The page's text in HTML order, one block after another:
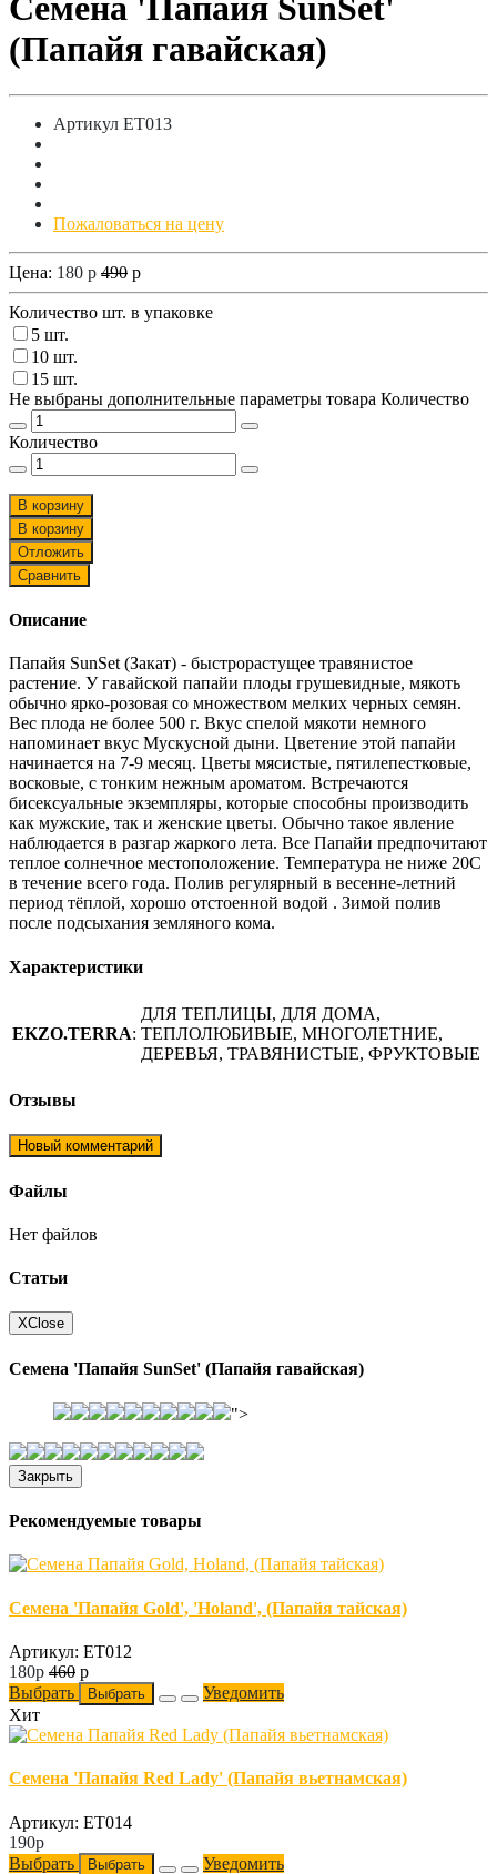
Семена 'Папайя SunSet'
(Папайя гавайская)
Артикул ET013
Пожаловаться на цену
Цена: 180 p 490 p
Количество шт. в упаковке
5 шт.
10 шт.
15 шт.
Не выбраны дополнительные параметры товара Количество
Количество
В корзину
В корзину
Отложить
Сравнить
Описание
Папайя SunSet (Закат) - быстрорастущее травянистое
растение. У гавайской папайи плоды грушевидные, мякоть
обычно ярко-розовая со множеством мелких черных семян.
Вес плода не более 500 г. Вкус спелой мякоти немного
напоминает вкус Мускусной дыни. Цветение этой папайи
начинается на 7-9 месяц. Цветы мясистые, пятилепестковые,
восковые, с тонким нежным ароматом. Встречаются
бисексуальные экземпляры, которые способны производить
как мужские, так и женские цветы. Обычно такое явление
наблюдается в разгар жаркого лета. Все Папайи предпочитают
теплое солнечное местоположение. Температура не ниже 20С
в течение всего года. Полив регулярный в весенне-летний
период тёплой, хорошо отстоенной водой . Зимой полив
после подсыхания земляного кома.
Характеристики
EKZO.TERRA:
ДЛЯ ТЕПЛИЦЫ, ДЛЯ ДОМА,
ТЕПЛОЛЮБИВЫЕ, МНОГОЛЕТНИЕ,
ДЕРЕВЬЯ, ТРАВЯНИСТЫЕ, ФРУКТОВЫЕ
Отзывы
Новый комментарий
Файлы
Нет файлов
Статьи
XClose
Семена 'Папайя SunSet' (Папайя гавайская)
">
Закрыть
Рекомендуемые товары
Семена 'Папайя Gold', 'Holand', (Папайя тайская)
Артикул: ET012
180p 460 p
Выбрать
Выбрать
Уведомить
Хит
Семена 'Папайя Red Lady' (Папайя вьетнамская)
Артикул: ET014
190p
Выбрать
Выбрать Уведомить